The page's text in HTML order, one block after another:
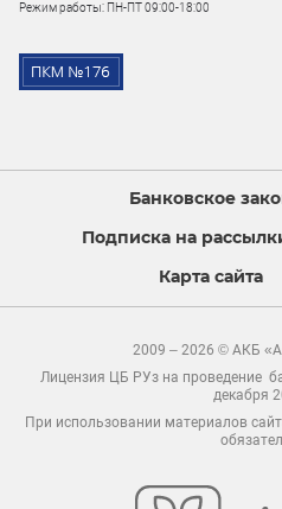
Режим работы: ПН-ПТ 09:00-18:00
Банковское
Подписка на
Карта сайта
2009 – 2026 © АКБ
Лицензия ЦБ РУз на проведение
декабря
При использовании материалов